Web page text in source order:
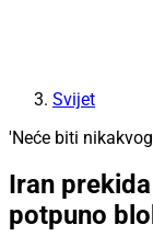
Svijet
'Neće biti
Iran
potpuno